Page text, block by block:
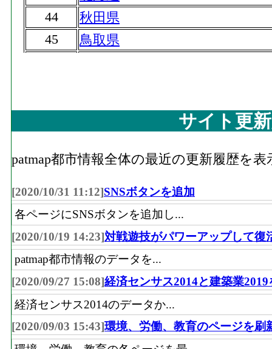
44
秋田県
45
鳥取県
サイト更
patmap都市情報全体の最近の更新履歴を表
[2020/10/31 11:12]SNSボタンを追加
各ページにSNSボタンを追加し...
[2020/10/19 14:23]対戦遊技がパワーアップして復
patmap都市情報のデータを...
[2020/09/27 15:08]経済センサス2014と建築業2019
経済センサス2014のデータか...
[2020/09/03 15:43]環境、労働、教育のページを刷